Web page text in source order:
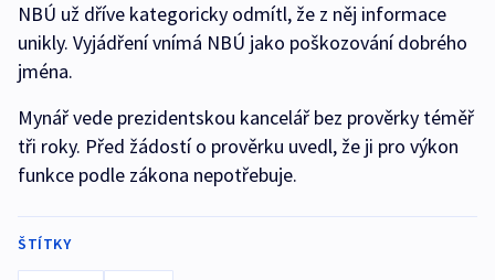
NBÚ už dříve kategoricky odmítl, že z něj informace
unikly. Vyjádření vnímá NBÚ jako poškozování dobrého
jména.
Mynář vede prezidentskou kancelář bez prověrky téměř
tři roky. Před žádostí o prověrku uvedl, že ji pro výkon
funkce podle zákona nepotřebuje.
ŠTÍTKY